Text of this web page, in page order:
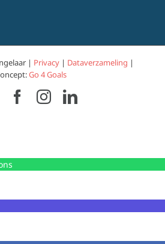
| Privacy| Dataverzameling |
Go 4 Goals
Facebook
Instagram
LinkedIn